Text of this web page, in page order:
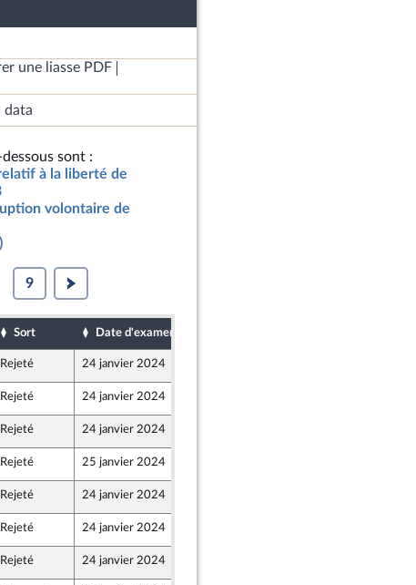
une liasse PDF
data
sont :
à la liberté de
volontaire de
9
Sort Date d'examen
Rejeté 24 janvier 2024
Rejeté 24 janvier 2024
Rejeté 24 janvier 2024
Rejeté 25 janvier 2024
Rejeté 24 janvier 2024
Rejeté 24 janvier 2024
Rejeté 24 janvier 2024